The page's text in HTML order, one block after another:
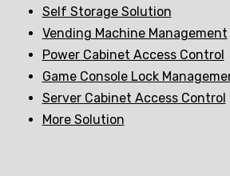
Self Storage Solution
Vending Machine Management
Power Cabinet Access Control
Game Console Lock
Server Cabinet Access Control
More Solution